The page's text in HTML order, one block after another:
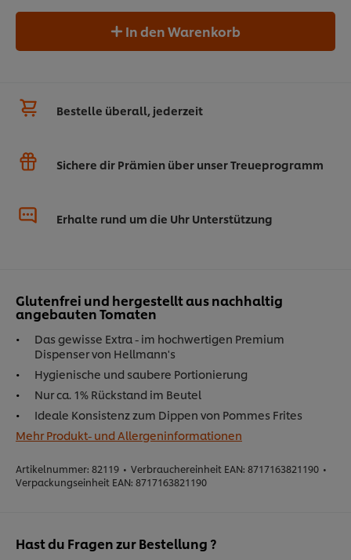
In den Warenkorb
Bestelle überall, jederzeit
Sichere dir Prämien über unser Treueprogramm
Erhalte rund um die Uhr Unterstützung
Glutenfrei und hergestellt aus nachhaltig
angebauten Tomaten
Das gewisse Extra - im hochwertigen Premium
Dispenser von Hellmann's
Hygienische und saubere Portionierung
Nur ca. 1% Rückstand im Beutel
Ideale Konsistenz zum Dippen von Pommes Frites
Mehr Produkt- und Allergeninformationen
Artikelnummer: 82119 • Verbrauchereinheit EAN: 8717163821190 •
Verpackungseinheit EAN: 8717163821190
Hast du Fragen zur Bestellung ?